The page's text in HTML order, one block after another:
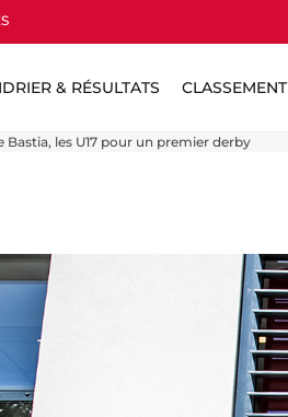
& RÉSULTATS CLASSEMENT
Bastia, les U17 pour un premier derby